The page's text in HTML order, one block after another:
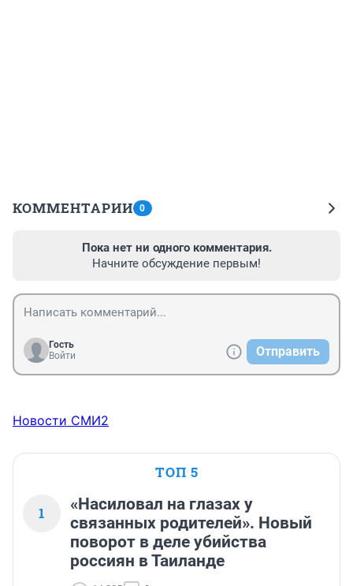
КОММЕНТАРИИ 0
Пока нет ни одного комментария.
Начните обсуждение первым!
Гость
Войти
Отправить
Новости СМИ2
ТОП 5
1
«Насиловал на глазах у
связанных родителей». Новый
поворот в деле убийства
россиян в Таиланде